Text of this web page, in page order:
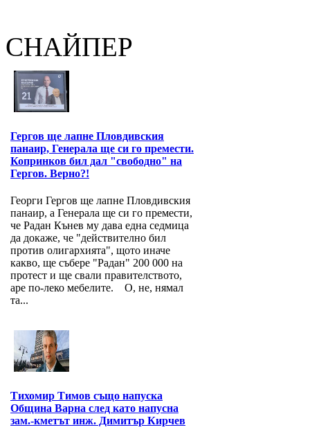
СНАЙПЕР
Гергов ще лапне Пловдивския
панаир, Генерала ще си го премести.
Копринков бил дал "свободно" на
Гергов. Верно?!
Георги Гергов ще лапне Пловдивския
панаир, а Генерала ще си го премести,
че Радан Кънев му дава една седмица
да докаже, че "действително бил
против олигархията", щото иначе
какво, ще събере "Радан" 200 000 на
протест и ще свали правителството,
аре по-леко мебелите. О, не, нямал
та...
Тихомир Тимов също напуска
Община Варна след като напусна
зам.-кметът инж. Димитър Кирчев